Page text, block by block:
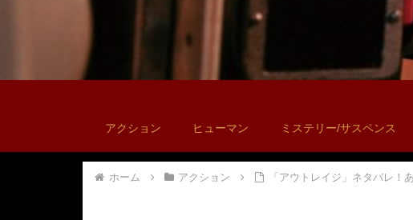
アクション ヒューマン ミステリー/サスペンス
ホーム アクション 「アウトレイジ」ネタバレ！